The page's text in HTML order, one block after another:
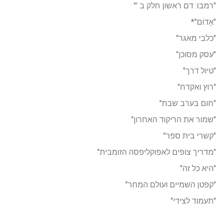
"רמבו: דם ראשון חלק ב '"
"אָדוֹם"*
"כלבי מאגר"
"עסק מסוכן"
"טיול דרך"
"רוץ ואקדח"
"חום בערב שבת"
"שמור את הריקוד האחרון"
"קשרי בית ספר"
"מדריך צופים לאפוקליפסה הזומבית"
"היא כל זה"
"קפטן השמיים ועולם המחר"
"תעמוד לצידי"